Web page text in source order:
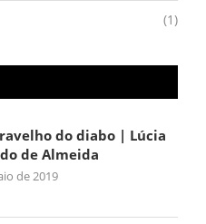
(1)
do diabo | Lúcia
de Almeida
de 2019